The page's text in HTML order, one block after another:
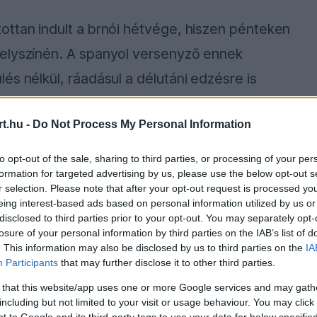
- Do Not Process My Personal Information
opt-out of the sale, sharing to third parties, or processing of your
for targeted advertising by us, please use the below opt-out
selection. Please note that after your opt-out request is processed
interest-based ads based on personal information utilized by us
to third parties prior to your opt-out. You may separately
of your personal information by third parties on the IAB’s list of
This information may also be disclosed by us to third parties on the
Participants that may further disclose it to other third parties.
that this website/app uses one or more Google services and may
but not limited to your visit or usage behaviour. You may
indult a brnói hétvége, hiszen pénteken
A spanyol versenyző ennek
nélkül, ráadásul a délutáni edzésre is
a 11-es kanyarban csúszott el. Ez a
így a Ducati garázsában aligha fogadták
ha Marquez végül folytatni tudta a munkát.
the server or network failed or because the